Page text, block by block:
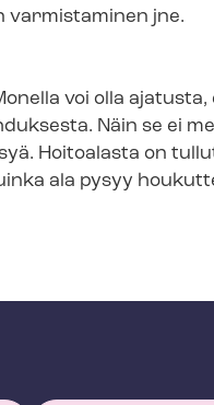
varmistaminen jne.
voi olla
Näin se ei
Hoitoalasta on
ala pysyy